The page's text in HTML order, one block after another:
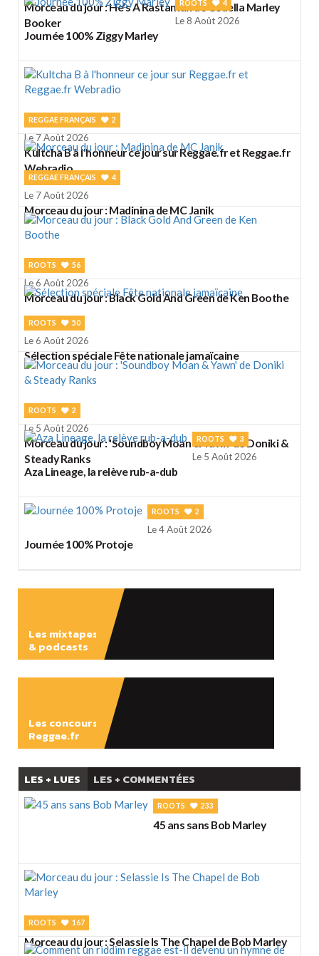
Morceau du jour : He's A Rastaman de Cedella Marley
Booker
ROOTS 4
Le 8 Août 2026
Journée 100% Ziggy Marley
REGGAE FRANÇAIS 2
Le 7 Août 2026
Kultcha B à l'honneur ce jour sur Reggae.fr et Reggae.fr
Webradio
REGGAE FRANÇAIS 4
Le 7 Août 2026
Morceau du jour : Madinina de MC Janik
ROOTS 56
Le 6 Août 2026
Morceau du jour : Black Gold And Green de Ken Boothe
ROOTS 50
Le 6 Août 2026
Sélection spéciale Fête nationale jamaïcaine
ROOTS 2
Le 5 Août 2026
Morceau du jour : 'Soundboy Moan & Yawn' de Doniki &
Steady Ranks
ROOTS 3
Le 5 Août 2026
Aza Lineage, la relève rub-a-dub
ROOTS 2
Le 4 Août 2026
Journée 100% Protoje
Les mixtapes
& podcasts
Les concours
Reggae.fr
LES + LUES LES + COMMENTÉES
ROOTS 233
45 ans sans Bob Marley
ROOTS 167
Morceau du jour : Selassie Is The Chapel de Bob Marley